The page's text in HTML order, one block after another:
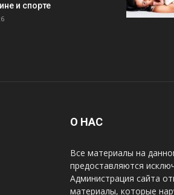
и спорте
О НАС
Все материалы на
предоставляются
Администрация сайта
материалы, которые